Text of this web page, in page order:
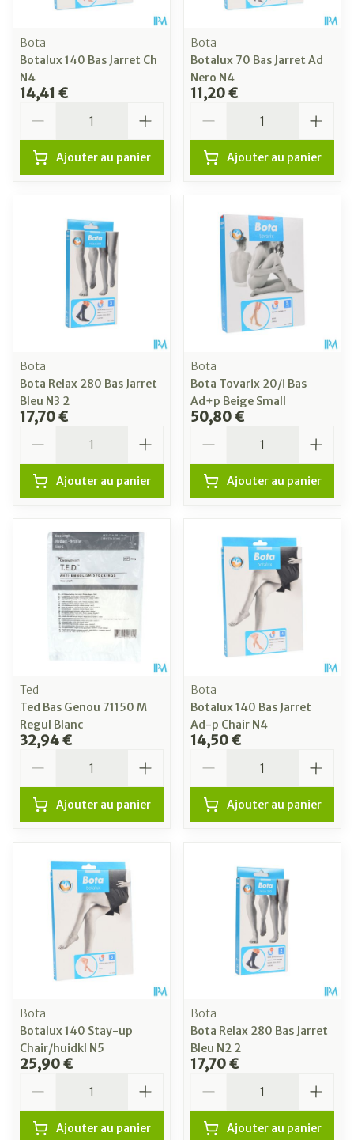
Bota
Botalux 140 Bas Jarret Ch
N4
14,41 €
Ajouter au panier
Bota
Botalux 70 Bas Jarret Ad
Nero N4
11,20 €
Ajouter au panier
Bota
Bota Relax 280 Bas Jarret
Bleu N3 2
17,70 €
Ajouter au panier
Bota
Bota Tovarix 20/i Bas
Ad+p Beige Small
50,80 €
Ajouter au panier
Ted
Ted Bas Genou 71150 M
Regul Blanc
32,94 €
Ajouter au panier
Bota
Botalux 140 Bas Jarret
Ad-p Chair N4
14,50 €
Ajouter au panier
Bota
Botalux 140 Stay-up
Chair/huidkl N5
25,90 €
Ajouter au panier
Bota
Bota Relax 280 Bas Jarret
Bleu N2 2
17,70 €
Ajouter au panier